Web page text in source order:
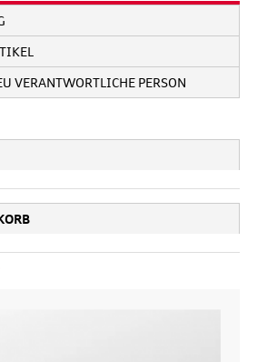
VERANTWORTLICHE PERSON